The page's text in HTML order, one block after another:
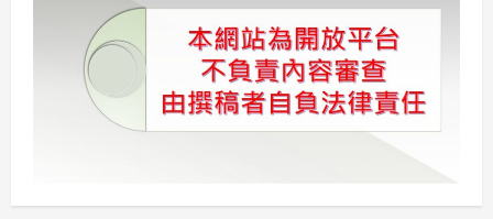
驗
心
扎
根
全
頁